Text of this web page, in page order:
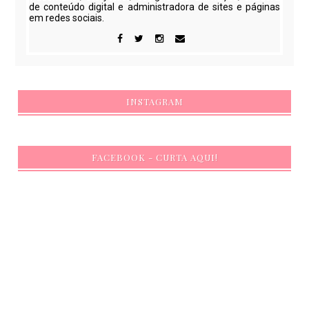
de conteúdo digital e administradora de sites e páginas
em redes sociais.
INSTAGRAM
FACEBOOK - CURTA AQUI!